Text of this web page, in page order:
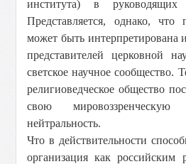
института) в руководящих
Представляется, однако, что
может быть интерпретирована
представителей церковной
светское научное сообщество.
религиоведческое общество
свою
нейтральность.
Что в действительности
организация как российским